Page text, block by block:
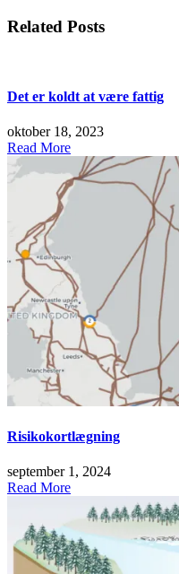
Related Posts
Det er koldt at være fattig
oktober 18, 2023
Read More
Risikokortlægning
september 1, 2024
Read More